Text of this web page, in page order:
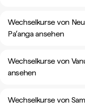
Wechselkurse von
Paʻanga ansehen
Wechselkurse von
ansehen
Wechselkurse von